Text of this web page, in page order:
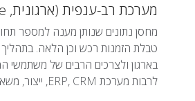
מערכת רב-ענפית (ארגונית, Data Warehouse)
מחסן נתונים שנותן מענה למספר
טבלת הזמנות רכש וכן הלאה.
בארגון ולצרכים הרבים של משתמשי
לרבות מערכת ERP, CRM, ייצור, משאבי אנוש ועוד מערכות נוספות, ונדרשים לתת מענה למספר עולמות תוכן.